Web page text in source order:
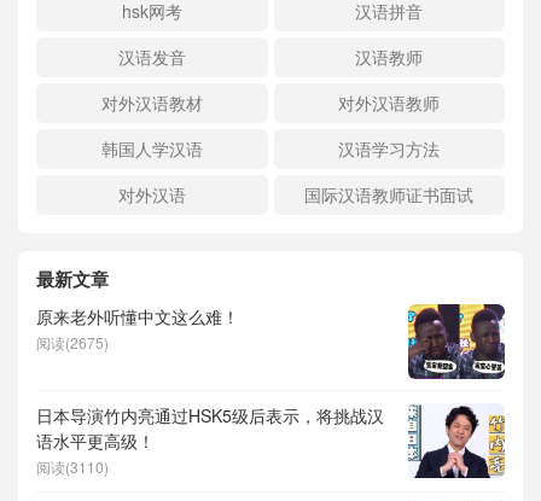
hsk网考
汉语拼音
汉语发音
汉语教师
对外汉语教材
对外汉语教师
韩国人学汉语
汉语学习方法
对外汉语
国际汉语教师证书面试
最新文章
原来老外听懂中文这么难！
阅读(2675)
日本导演竹内亮通过HSK5级后表示，将挑战汉
语水平更高级！
阅读(3110)